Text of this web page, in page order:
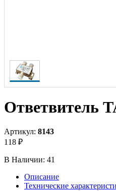
Ответвитель
Артикул: 8143
118 ₽
В Наличии: 41
Описание
Технические